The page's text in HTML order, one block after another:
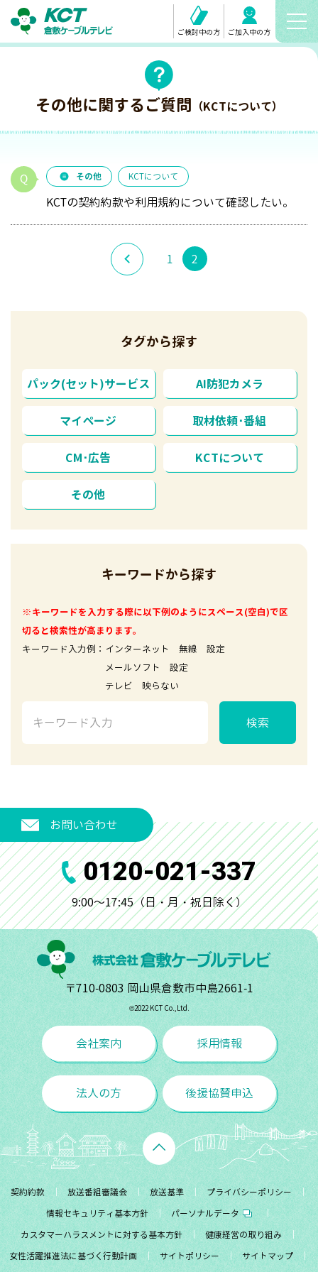
ご検討中の方 ご加入中の方
その他に関するご質問 （KCTについて）
その他 KCTについて
KCTの契約約款や利用規約について確認したい。
1 2
タグから探す
パック(セット)サービス AI防犯カメラ
マイページ 取材依頼･番組
CM･広告 KCTについて
その他
キーワードから探す
※キーワードを入力する際に以下例のようにスペース(空白)で区
切ると検索性が高まります。
キーワード入力例：インターネット 無線 設定
メールソフト 設定
テレビ 映らない
検索
お問い合わせ
0120-021-337
9:00～17:45（日・月・祝日除く）
〒710-0803 岡山県倉敷市中島2661-1
©︎2022 KCT Co.,Ltd.
会社案内 採用情報
法人の方 後援協賛申込
契約約款 放送番組審議会 放送基準
プライバシーポリシー
情報セキュリティ基本方針
パーソナルデータ
カスタマーハラスメントに対する基本方針
健康経営の取り組み
女性活躍推進法に基づく行動計画
サイトポリシー サイトマップ